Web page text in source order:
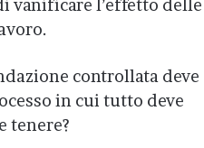
vanificare l’effetto delle
controllata deve
in cui tutto deve
tenere?